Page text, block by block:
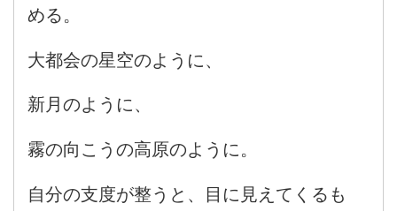
める。
大都会の星空のように、
新月のように、
霧の向こうの高原のように。
自分の支度が整うと、目に見えてくるも